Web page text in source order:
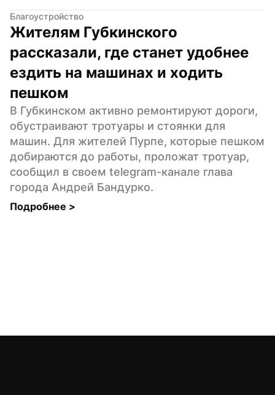
Благоустройство
Жителям Губкинского
рассказали, где станет удобнее
ездить на машинах и ходить
пешком
В Губкинском активно ремонтируют дороги,
обустраивают тротуары и стоянки для
машин. Для жителей Пурпе, которые пешком
добираются до работы, проложат тротуар,
сообщил в своем telegram-канале глава
города Андрей Бандурко.
Подробнее >